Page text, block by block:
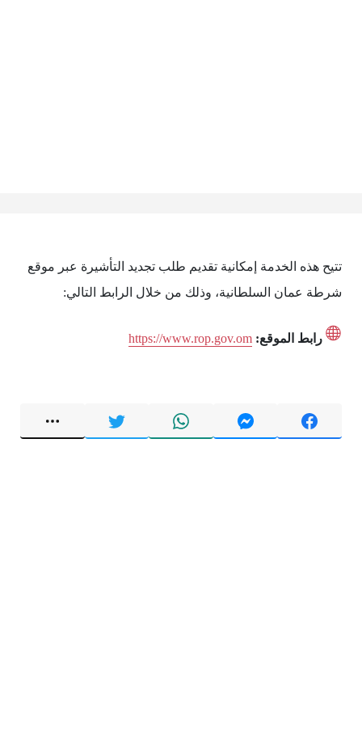
تتيح هذه الخدمة إمكانية تقديم طلب تجديد التأشيرة عبر موقع
شرطة عمان السلطانية، وذلك من خلال الرابط التالي:
رابط الموقع: https://www.rop.gov.om